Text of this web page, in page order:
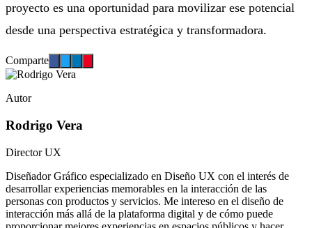
proyecto es una oportunidad para movilizar ese potencial
desde una perspectiva estratégica y transformadora.
Comparte
Autor
Rodrigo Vera
Director UX
Diseñador Gráfico especializado en Diseño UX con el interés de
desarrollar experiencias memorables en la interacción de las
personas con productos y servicios. Me intereso en el diseño de
interacción más allá de la plataforma digital y de cómo puede